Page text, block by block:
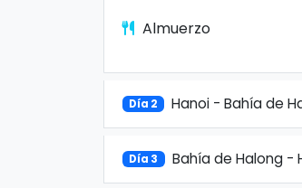
Almuerzo
Día 2 Hanoi - Bahía de
Día 3 Bahía de Halong -